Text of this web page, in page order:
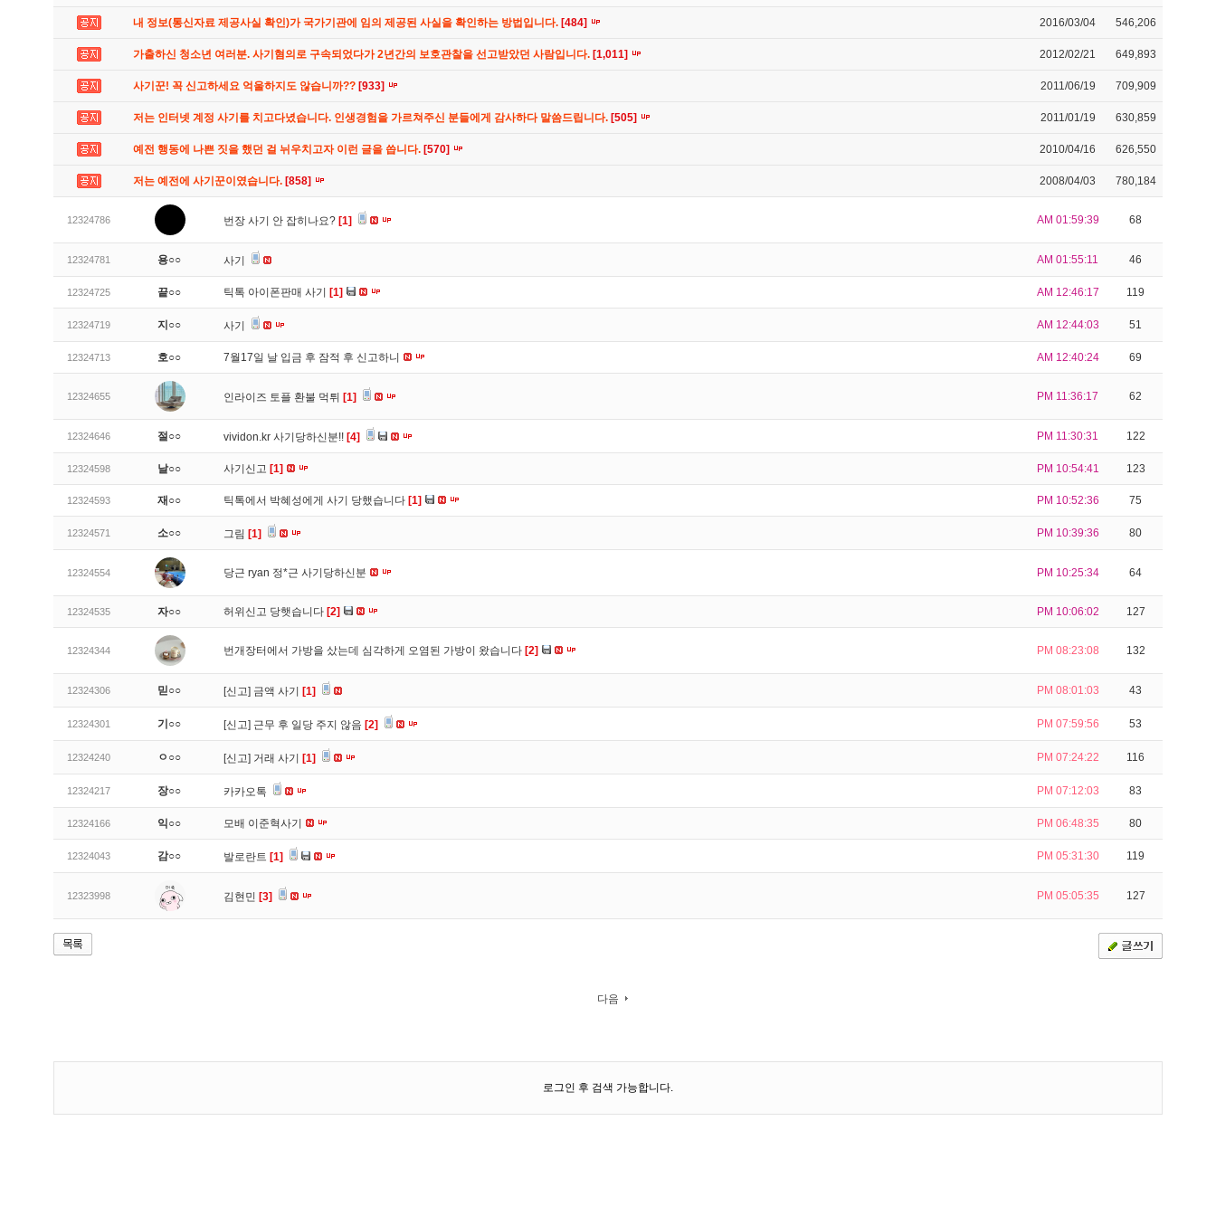
내 정보(통신자료 제공사실 확인)가 국가기관에 임의 제공된 사실을 확인하는 방법입니다. [484] 2016/03/04 546,206
가출하신 청소년 여러분. 사기혐의로 구속되었다가 2년간의 보호관찰을 선고받았던 사람입니다. [1,011] 2012/02/21 649,893
사기꾼! 꼭 신고하세요 억울하지도 않습니까?? [933] 2011/06/19 709,909
저는 인터넷 계정 사기를 치고다녔습니다. 인생경험을 가르쳐주신 분들에게 감사하다 말씀드립니다. [505] 2011/01/19 630,859
예전 행동에 나쁜 짓을 했던 걸 뉘우치고자 이런 글을 씁니다. [570] 2010/04/16 626,550
저는 예전에 사기꾼이였습니다. [858] 2008/04/03 780,184
12324786 번장 사기 안 잡히나요? [1] AM 01:59:39 68
12324781 용○○ 사기 AM 01:55:11 46
12324725 끝○○ 틱톡 아이폰판매 사기 [1] AM 12:46:17 119
12324719 지○○ 사기 AM 12:44:03 51
12324713 호○○ 7월17일 날 입금 후 잠적 후 신고하니 AM 12:40:24 69
12324655 인라이즈 토플 환불 먹튀 [1] PM 11:36:17 62
12324646 절○○ vividon.kr 사기당하신분!! [4] PM 11:30:31 122
12324598 날○○ 사기신고 [1] PM 10:54:41 123
12324593 재○○ 틱톡에서 박혜성에게 사기 당했습니다 [1] PM 10:52:36 75
12324571 소○○ 그림 [1] PM 10:39:36 80
12324554 당근 ryan 정*근 사기당하신분 PM 10:25:34 64
12324535 자○○ 허위신고 당햇습니다 [2] PM 10:06:02 127
12324344 번개장터에서 가방을 샀는데 심각하게 오염된 가방이 왔습니다 [2] PM 08:23:08 132
12324306 믿○○ [신고] 금액 사기 [1] PM 08:01:03 43
12324301 기○○ [신고] 근무 후 일당 주지 않음 [2] PM 07:59:56 53
12324240 ㅇ○○ [신고] 거래 사기 [1] PM 07:24:22 116
12324217 장○○ 카카오톡 PM 07:12:03 83
12324166 익○○ 모배 이준혁사기 PM 06:48:35 80
12324043 감○○ 발로란트 [1] PM 05:31:30 119
12323998 김현민 [3] PM 05:05:35 127
다음
로그인 후 검색 가능합니다.